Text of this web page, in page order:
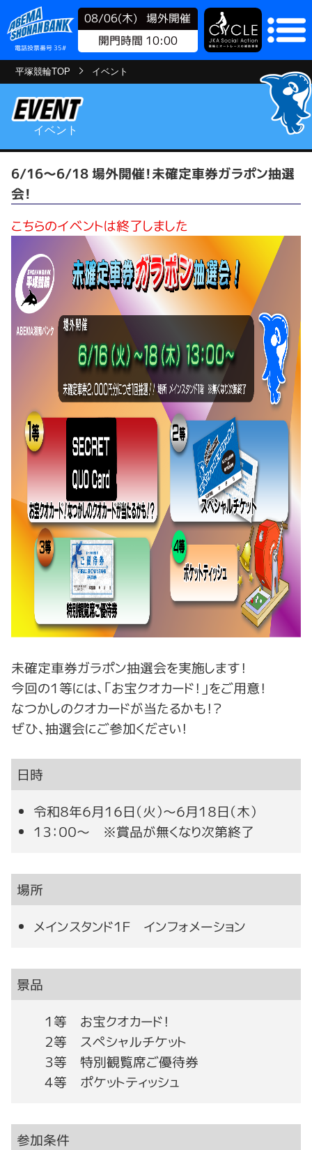
電話投票番号 35#
08/06(木)
場外開催
開門時間 10:00
平塚競輪TOP イベント
イベント
6/16～6/18 場外開催！未確定車券ガラポン抽選
会！
こちらのイベントは終了しました
未確定車券ガラポン抽選会を実施します！
今回の１等には、「お宝クオカード！」をご用意！
なつかしのクオカードが当たるかも！？
ぜひ、抽選会にご参加ください！
日時
令和８年６月１６日（火）～６月１８日（木）
１３：００～ ※賞品が無くなり次第終了
場所
メインスタンド１Ｆ インフォメーション
景品
１等 お宝クオカード！
２等 スペシャルチケット
３等 特別観覧席ご優待券
４等 ポケットティッシュ
参加条件